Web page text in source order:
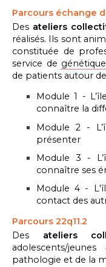
Parcours échange
Des ateliers
réalisés. Ils sont
constituée de
service de génétique
de patients autour
Module 1 -
connaître la
Module 2 -
présenter
Module 3 -
connaître ses
Module 4 -
contact des
Parcours 22q11.2
Des ateliers
adolescents/
pathologie et de la